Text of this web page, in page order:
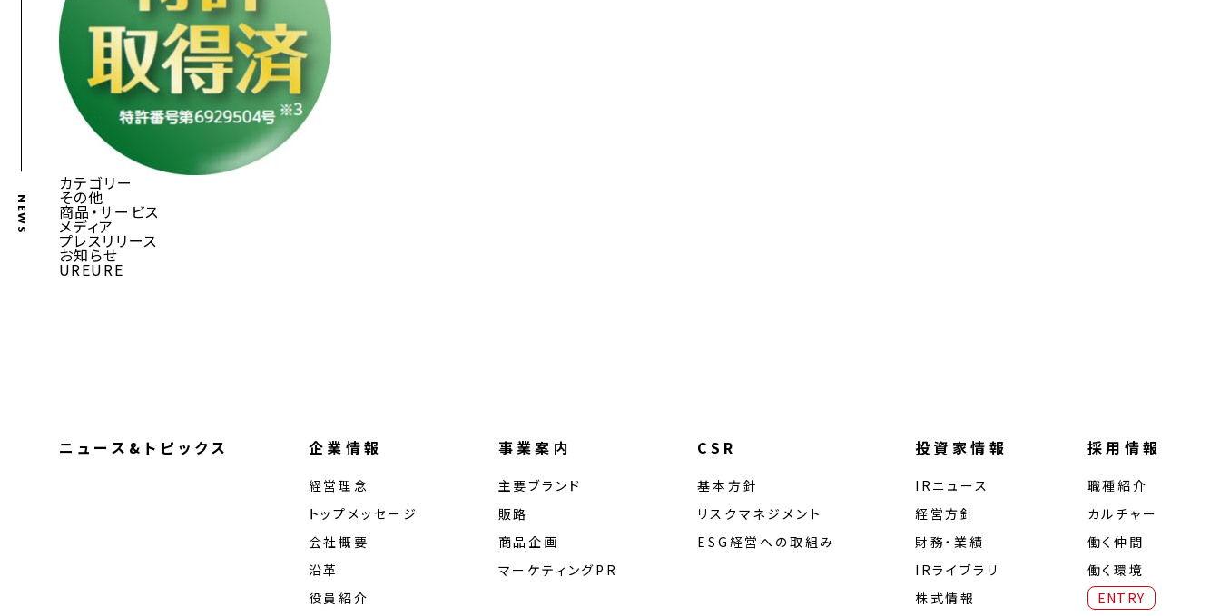
NEWS
カテゴリー
その他
商品・サービス
メディア
プレスリリース
お知らせ
UREURE
ニュース&トピックス 企業情報
経営理念
トップメッセージ
会社概要
沿革
役員紹介
事業案内
主要ブランド
販路
商品企画
マーケティングPR
CSR
基本方針
リスクマネジメント
ESG経営への取組み
投資家情報
IRニュース
経営⽅針
財務・業績
IRライブラリ
株式情報
採用情報
職種紹介
カルチャー
働く仲間
働く環境
ENTRY